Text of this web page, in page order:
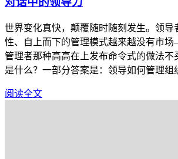
世界变化真快，颠覆随时随刻发生。领导
性、自上而下的管理模式越来越没有市
管理者那种高高在上发布命令式的做法不
是什么？一部分答案是：领导如何管理
阅读全文